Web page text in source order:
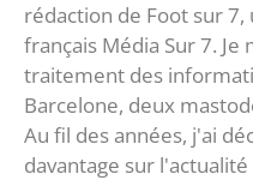
rédaction de Foot sur
français Média Sur 7. Je
traitement des
Barcelone, deux
Au fil des années, j'ai
davantage sur